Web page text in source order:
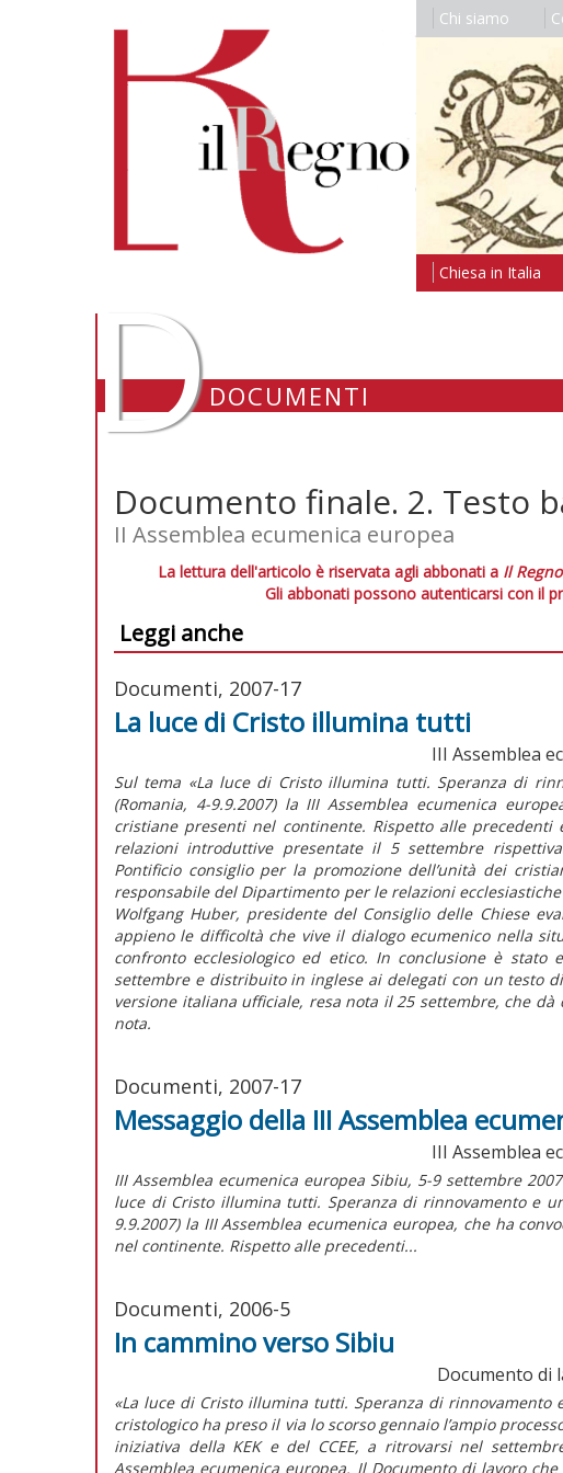
Chi siamo
Chiesa in Italia
DDOCUMENTI
Documento finale. 2. Testo
II Assemblea ecumenica europea
La lettura dell'articolo è riservata agli abbonati a Il
Gli abbonati possono autenticarsi con il
Leggi anche
Documenti, 2007-17
La luce di Cristo illumina tutti
III Assemblea
Sul tema «La luce di Cristo illumina tutti. Speranza di
(Romania, 4-9.9.2007) la III Assemblea ecumenica
cristiane presenti nel continente. Rispetto alle precedenti
relazioni introduttive presentate il 5 settembre
Pontificio consiglio per la promozione dell’unità dei
responsabile del Dipartimento per le relazioni
Wolfgang Huber, presidente del Consiglio delle Chiese
appieno le difficoltà che vive il dialogo ecumenico nella
confronto ecclesiologico ed etico. In conclusione è stato
settembre e distribuito in inglese ai delegati con un testo
versione italiana ufficiale, resa nota il 25 settembre, che
nota.
Documenti, 2007-17
Messaggio della III Assemblea
III Assemblea
III Assemblea ecumenica europea Sibiu, 5-9 settembre
luce di Cristo illumina tutti. Speranza di rinnovamento e
9.9.2007) la III Assemblea ecumenica europea, che ha
nel continente. Rispetto alle precedenti...
Documenti, 2006-5
In cammino verso Sibiu
Documento di
«La luce di Cristo illumina tutti. Speranza di
cristologico ha preso il via lo scorso gennaio l’ampio
iniziativa della KEK e del CCEE, a ritrovarsi nel
Assemblea ecumenica europea. Il Documento di lavoro